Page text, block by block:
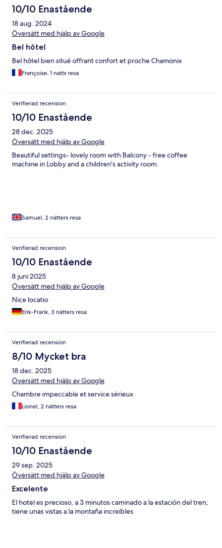
10/10 Enastående
18 aug. 2024
Översätt med hjälp av Google
Bel hôtel
Bel hôtel bien situé offrant confort et proche Chamonix
Françoise, 1 natts resa
Verifierad recension
10/10 Enastående
28 dec. 2025
Översätt med hjälp av Google
Beautiful settings- lovely room with Balcony - free coffee
machine in Lobby and a children's activity room.
Samuel, 2 nätters resa
Verifierad recension
10/10 Enastående
8 juni 2025
Översätt med hjälp av Google
Nice locatio
Erik-Frank, 3 nätters resa
Verifierad recension
8/10 Mycket bra
18 dec. 2025
Översätt med hjälp av Google
Chambre impeccable et service sérieux
Lionel, 2 nätters resa
Verifierad recension
10/10 Enastående
29 sep. 2025
Översätt med hjälp av Google
Excelente
El hotel es precioso, a 3 minutos caminado a la estación del tren,
tiene unas vistas a la montaña increíbles